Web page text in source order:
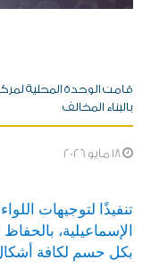
قامت الوحدة المحلية
بالبناء المخالف
تنفيذًا لتوجيهات
الإسماعيلية،
بكل حسم لكافة أشكال